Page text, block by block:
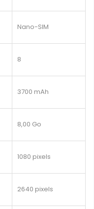
Nano-SIM
8
3700 mAh
8,00 Go
1080 pixels
2640 pixels